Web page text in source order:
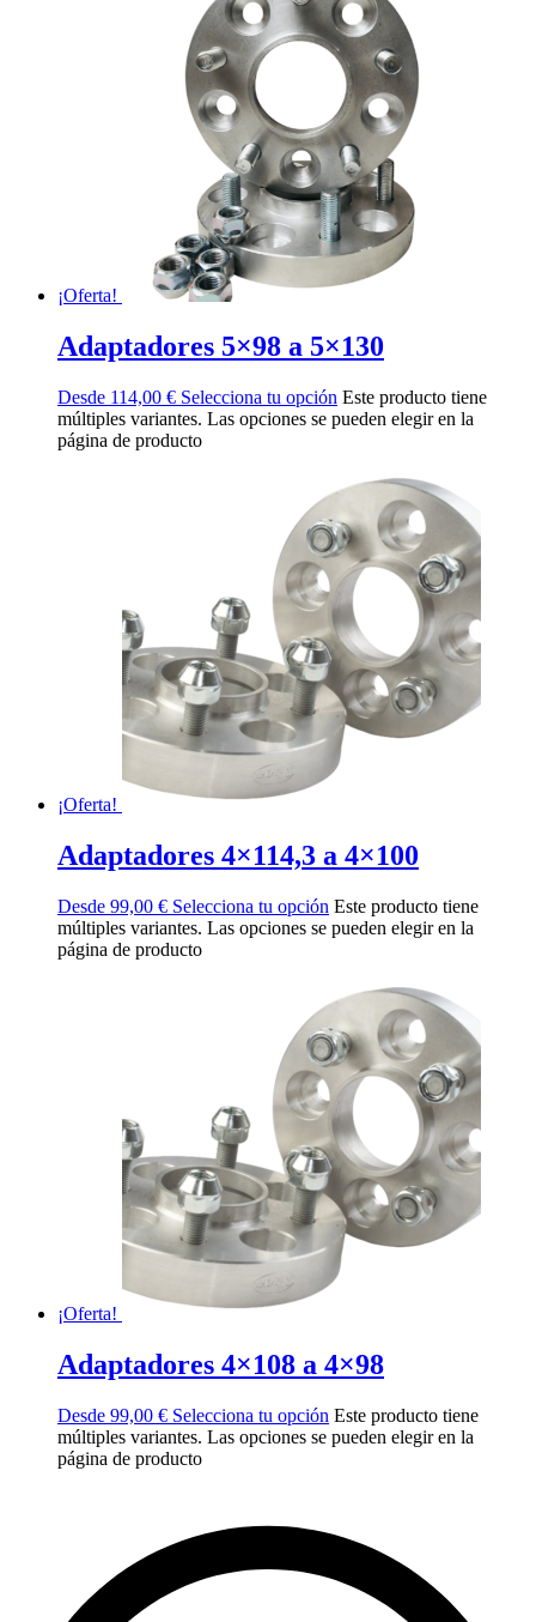
¡Oferta!
Adaptadores 5×98 a 5×130
Desde 114,00 € Selecciona tu opción Este producto tiene
múltiples variantes. Las opciones se pueden elegir en la
página de producto
¡Oferta!
Adaptadores 4×114,3 a 4×100
Desde 99,00 € Selecciona tu opción Este producto tiene
múltiples variantes. Las opciones se pueden elegir en la
página de producto
¡Oferta!
Adaptadores 4×108 a 4×98
Desde 99,00 € Selecciona tu opción Este producto tiene
múltiples variantes. Las opciones se pueden elegir en la
página de producto